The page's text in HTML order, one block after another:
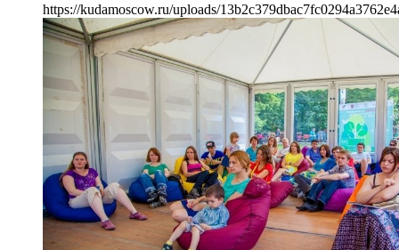
https://kudamoscow.ru/uploads/